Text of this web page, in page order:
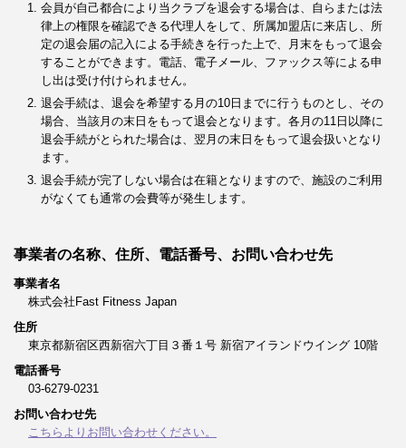
会員が自己都合により当クラブを退会する場合は、自らまたは法
律上の権限を確認できる代理人をして、所属加盟店に来店し、所
定の退会届の記入による手続きを行った上で、月末をもって退会
することができます。電話、電子メール、ファックス等による申
し出は受け付けられません。
退会手続は、退会を希望する月の10日までに行うものとし、その
場合、当該月の末日をもって退会となります。各月の11日以降に
退会手続がとられた場合は、翌月の末日をもって退会扱いとなり
ます。
退会手続が完了しない場合は在籍となりますので、施設のご利用
がなくても通常の会費等が発生します。
事業者の名称、住所、電話番号、お問い合わせ先
事業者名
株式会社Fast Fitness Japan
住所
東京都新宿区西新宿六丁目３番１号 新宿アイランドウイング 10階
電話番号
03-6279-0231
お問い合わせ先
こちらよりお問い合わせください。